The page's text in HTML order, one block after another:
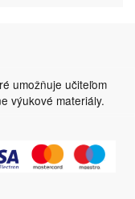
umožňuje učiteľom
výukové materiály.